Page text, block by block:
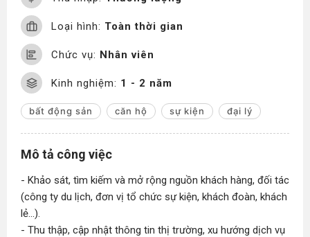
Loại hình: Toàn thời gian
Chức vụ: Nhân viên
Kinh nghiệm: 1 - 2 năm
bất động sản căn hộ sự kiện đại lý
Mô tả công việc
- Khảo sát, tìm kiếm và mở rộng nguồn khách hàng, đối tác
(công ty du lịch, đơn vị tổ chức sự kiện, khách đoàn, khách
lẻ...).
- Thu thập, cập nhật thông tin thị trường, xu hướng dịch vụ